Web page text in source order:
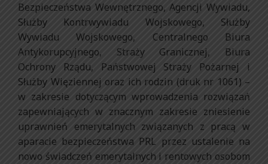
Bezpieczeństwa Wewnętrznego, Agencji Wywiadu,
Służby Kontrwywiadu Wojskowego, Służby
Wywiadu Wojskowego, Centralnego Biura
Antykorupcyjnego, Straży Granicznej, Biura
Ochrony Rządu, Państwowej Straży Pożarnej i
Służby Więziennej oraz ich rodzin (druk nr 1061) –
w zakresie dotyczącym wprowadzenia rozwiązań
zapewniających w znacznym zakresie zniesienie
uprawnień emerytalnych związanych z pracą w
aparacie bezpieczeństwa PRL przez ustalenie na
nowo świadczeń emerytalnych i rentowych osobom